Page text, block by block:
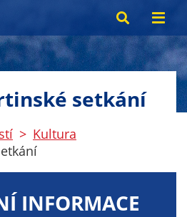
setkání
Kultura
INFORMACE